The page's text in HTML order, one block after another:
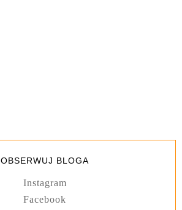
OBSERWUJ BLOGA
Instagram
Facebook